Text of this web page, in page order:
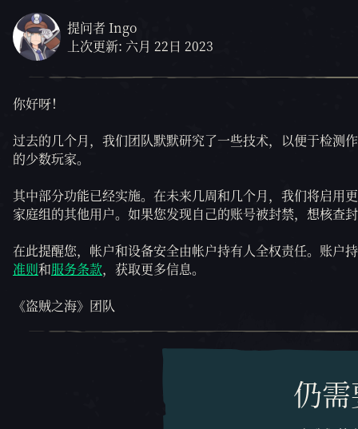
提问者 Ingo
上次更新: 六月 22日 2023
你好呀！
过去的几个月，我们团队默默研究了一些技术，以便于检测
的少数玩家。
其中部分功能已经实施。在未来几周和几个月，我们将启用
家庭组的其他用户。如果您发现自己的账号被封禁，想核查
在此提醒您，帐户和设备安全由帐户持有人全权责任。账户
准则和服务条款，获取更多信息。
《盗贼之海》团队
仍